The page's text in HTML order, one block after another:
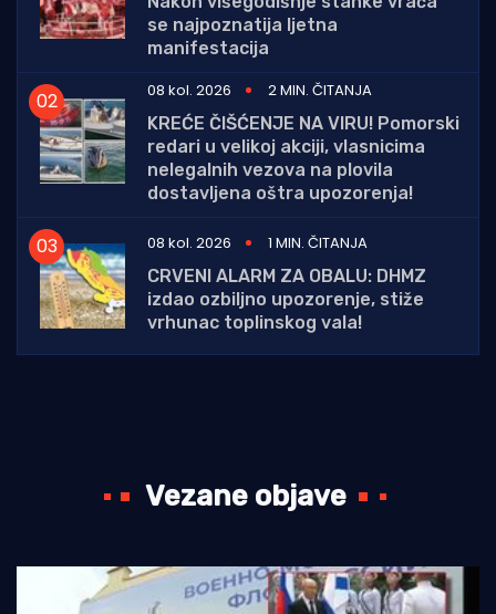
se najpoznatija ljetna
manifestacija
08 kol. 2026
2 MIN. ČITANJA
KREĆE ČIŠĆENJE NA VIRU! Pomorski
redari u velikoj akciji, vlasnicima
nelegalnih vezova na plovila
dostavljena oštra upozorenja!
08 kol. 2026
1 MIN. ČITANJA
CRVENI ALARM ZA OBALU: DHMZ
izdao ozbiljno upozorenje, stiže
vrhunac toplinskog vala!
Vezane objave